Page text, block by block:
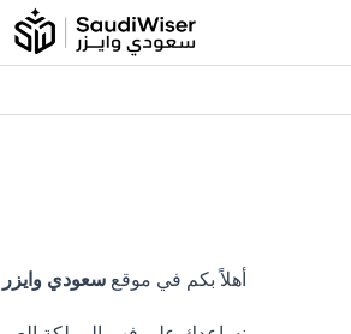
أهلاً بكم في موقع سعودي وايزر